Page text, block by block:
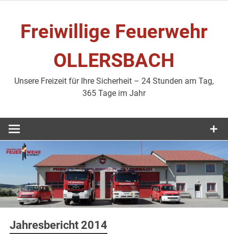
springenFreiwillige Feuerwehr
OLLERSBACH
Unsere Freizeit für Ihre Sicherheit – 24 Stunden am Tag,
365 Tage im Jahr
Jahresbericht 2014